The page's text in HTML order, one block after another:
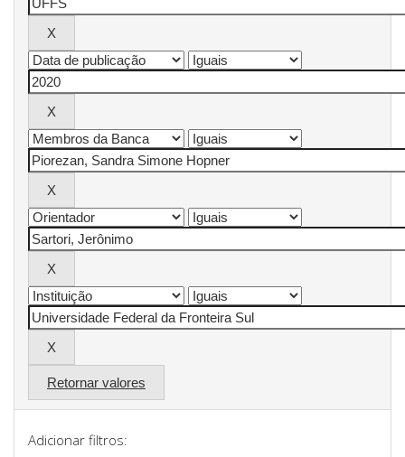
Retornar valores
Adicionar filtros: